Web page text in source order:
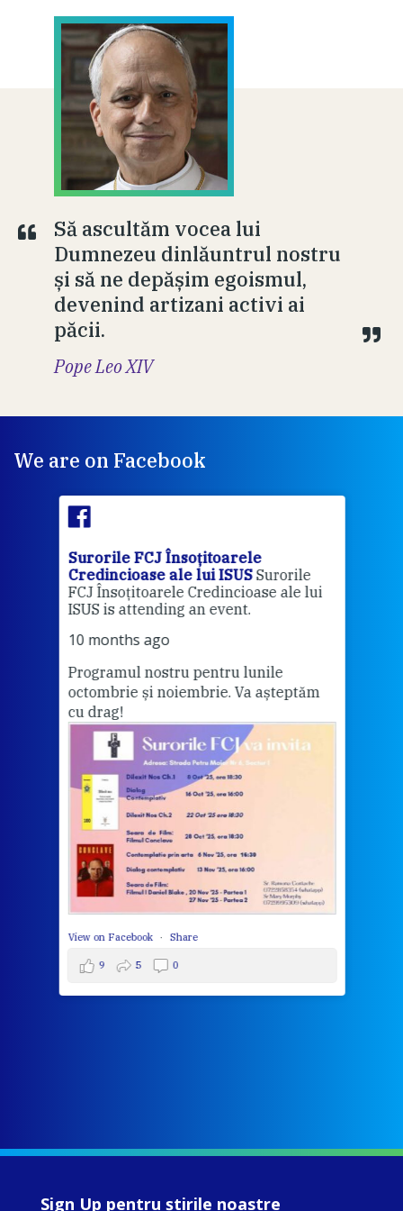
Să ascultăm vocea lui
Dumnezeu dinlăuntrul nostru
și să ne depășim egoismul,
devenind artizani activi ai
păcii.
Pope Leo XIV
We are on Facebook
Surorile FCJ Însoțitoarele
Credincioase ale lui ISUS Surorile
FCJ Însoțitoarele Credincioase ale lui
ISUS is attending an event.
10 months ago
Programul nostru pentru lunile
octombrie și noiembrie. Va așteptăm
cu drag!
View on Facebook · Share
9 5 0
Sign Up pentru ştirile noastre